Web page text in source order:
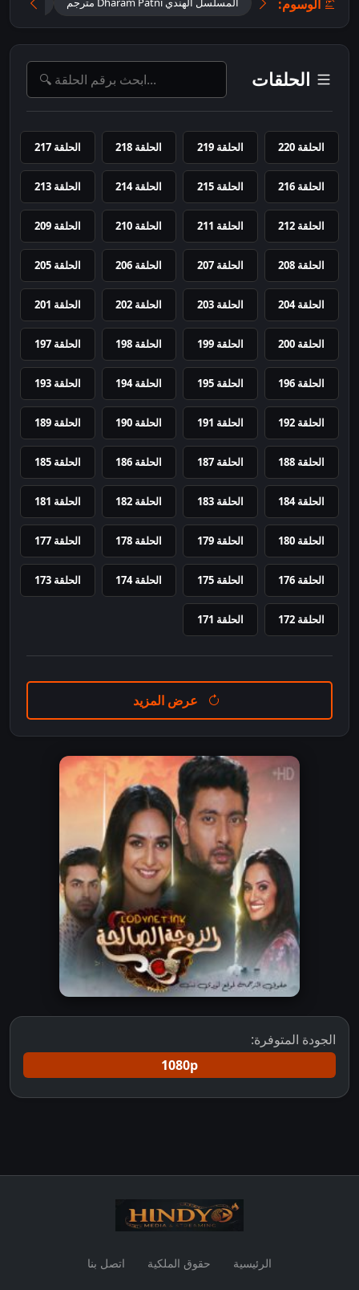
الوسوم:
الحلقات
الحلقة 220 الحلقة 219 الحلقة 218 الحلقة 217
الحلقة 216 الحلقة 215 الحلقة 214 الحلقة 213
الحلقة 212 الحلقة 211 الحلقة 210 الحلقة 209
الحلقة 208 الحلقة 207 الحلقة 206 الحلقة 205
الحلقة 204 الحلقة 203 الحلقة 202 الحلقة 201
الحلقة 200 الحلقة 199 الحلقة 198 الحلقة 197
الحلقة 196 الحلقة 195 الحلقة 194 الحلقة 193
الحلقة 192 الحلقة 191 الحلقة 190 الحلقة 189
الحلقة 188 الحلقة 187 الحلقة 186 الحلقة 185
الحلقة 184 الحلقة 183 الحلقة 182 الحلقة 181
الحلقة 180 الحلقة 179 الحلقة 178 الحلقة 177
الحلقة 176 الحلقة 175 الحلقة 174 الحلقة 173
الحلقة 172 الحلقة 171
عرض المزيد
الجودة المتوفرة:
1080p
الرئيسية حقوق الملكية اتصل بنا